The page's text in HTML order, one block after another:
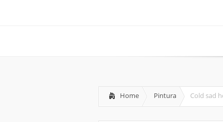
Home Pintura Cold sad